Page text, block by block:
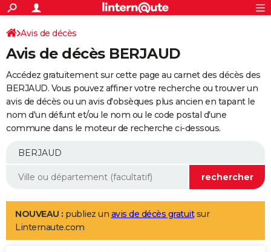
ACTUALITÉS
Politique
Société
Faits Divers
Education
Monde
Villes
+
SPORT
Coupe du monde 2026
Football
Tennis
Cyclisme
Rugby
Forum
Programme TV
TNT
Streaming
Cinéma
Sorties cinéma
Musique
+
FINANCE
Retraite
Epargne
Immobilier
Risques naturels par ville
Banque
Assurance
AUTO
Essais
Réserver un essai
Citadines
Berlines
SUV
Forum auto
+
Mobiles
Meilleur smartphone
Internet
Ordinateurs
Jeux vidéo
Guide high-tech
Aménagement intérieur
LIFESTYLE
Art de vivre
Bien-être
Loisirs
Mode
Modes de vie
Avis de décès
Avis de décès BERJAUD
Accédez gratuitement sur cette page au carnet des décès des
BERJAUD. Vous pouvez affiner votre recherche ou trouver un
avis de décès ou un avis d'obsèques plus ancien en tapant le
nom d'un défunt et/ou le nom ou le code postal d'une
commune dans le moteur de recherche ci-dessous.
NOUVEAU : publiez un avis de décès gratuitsur
Linternaute.com